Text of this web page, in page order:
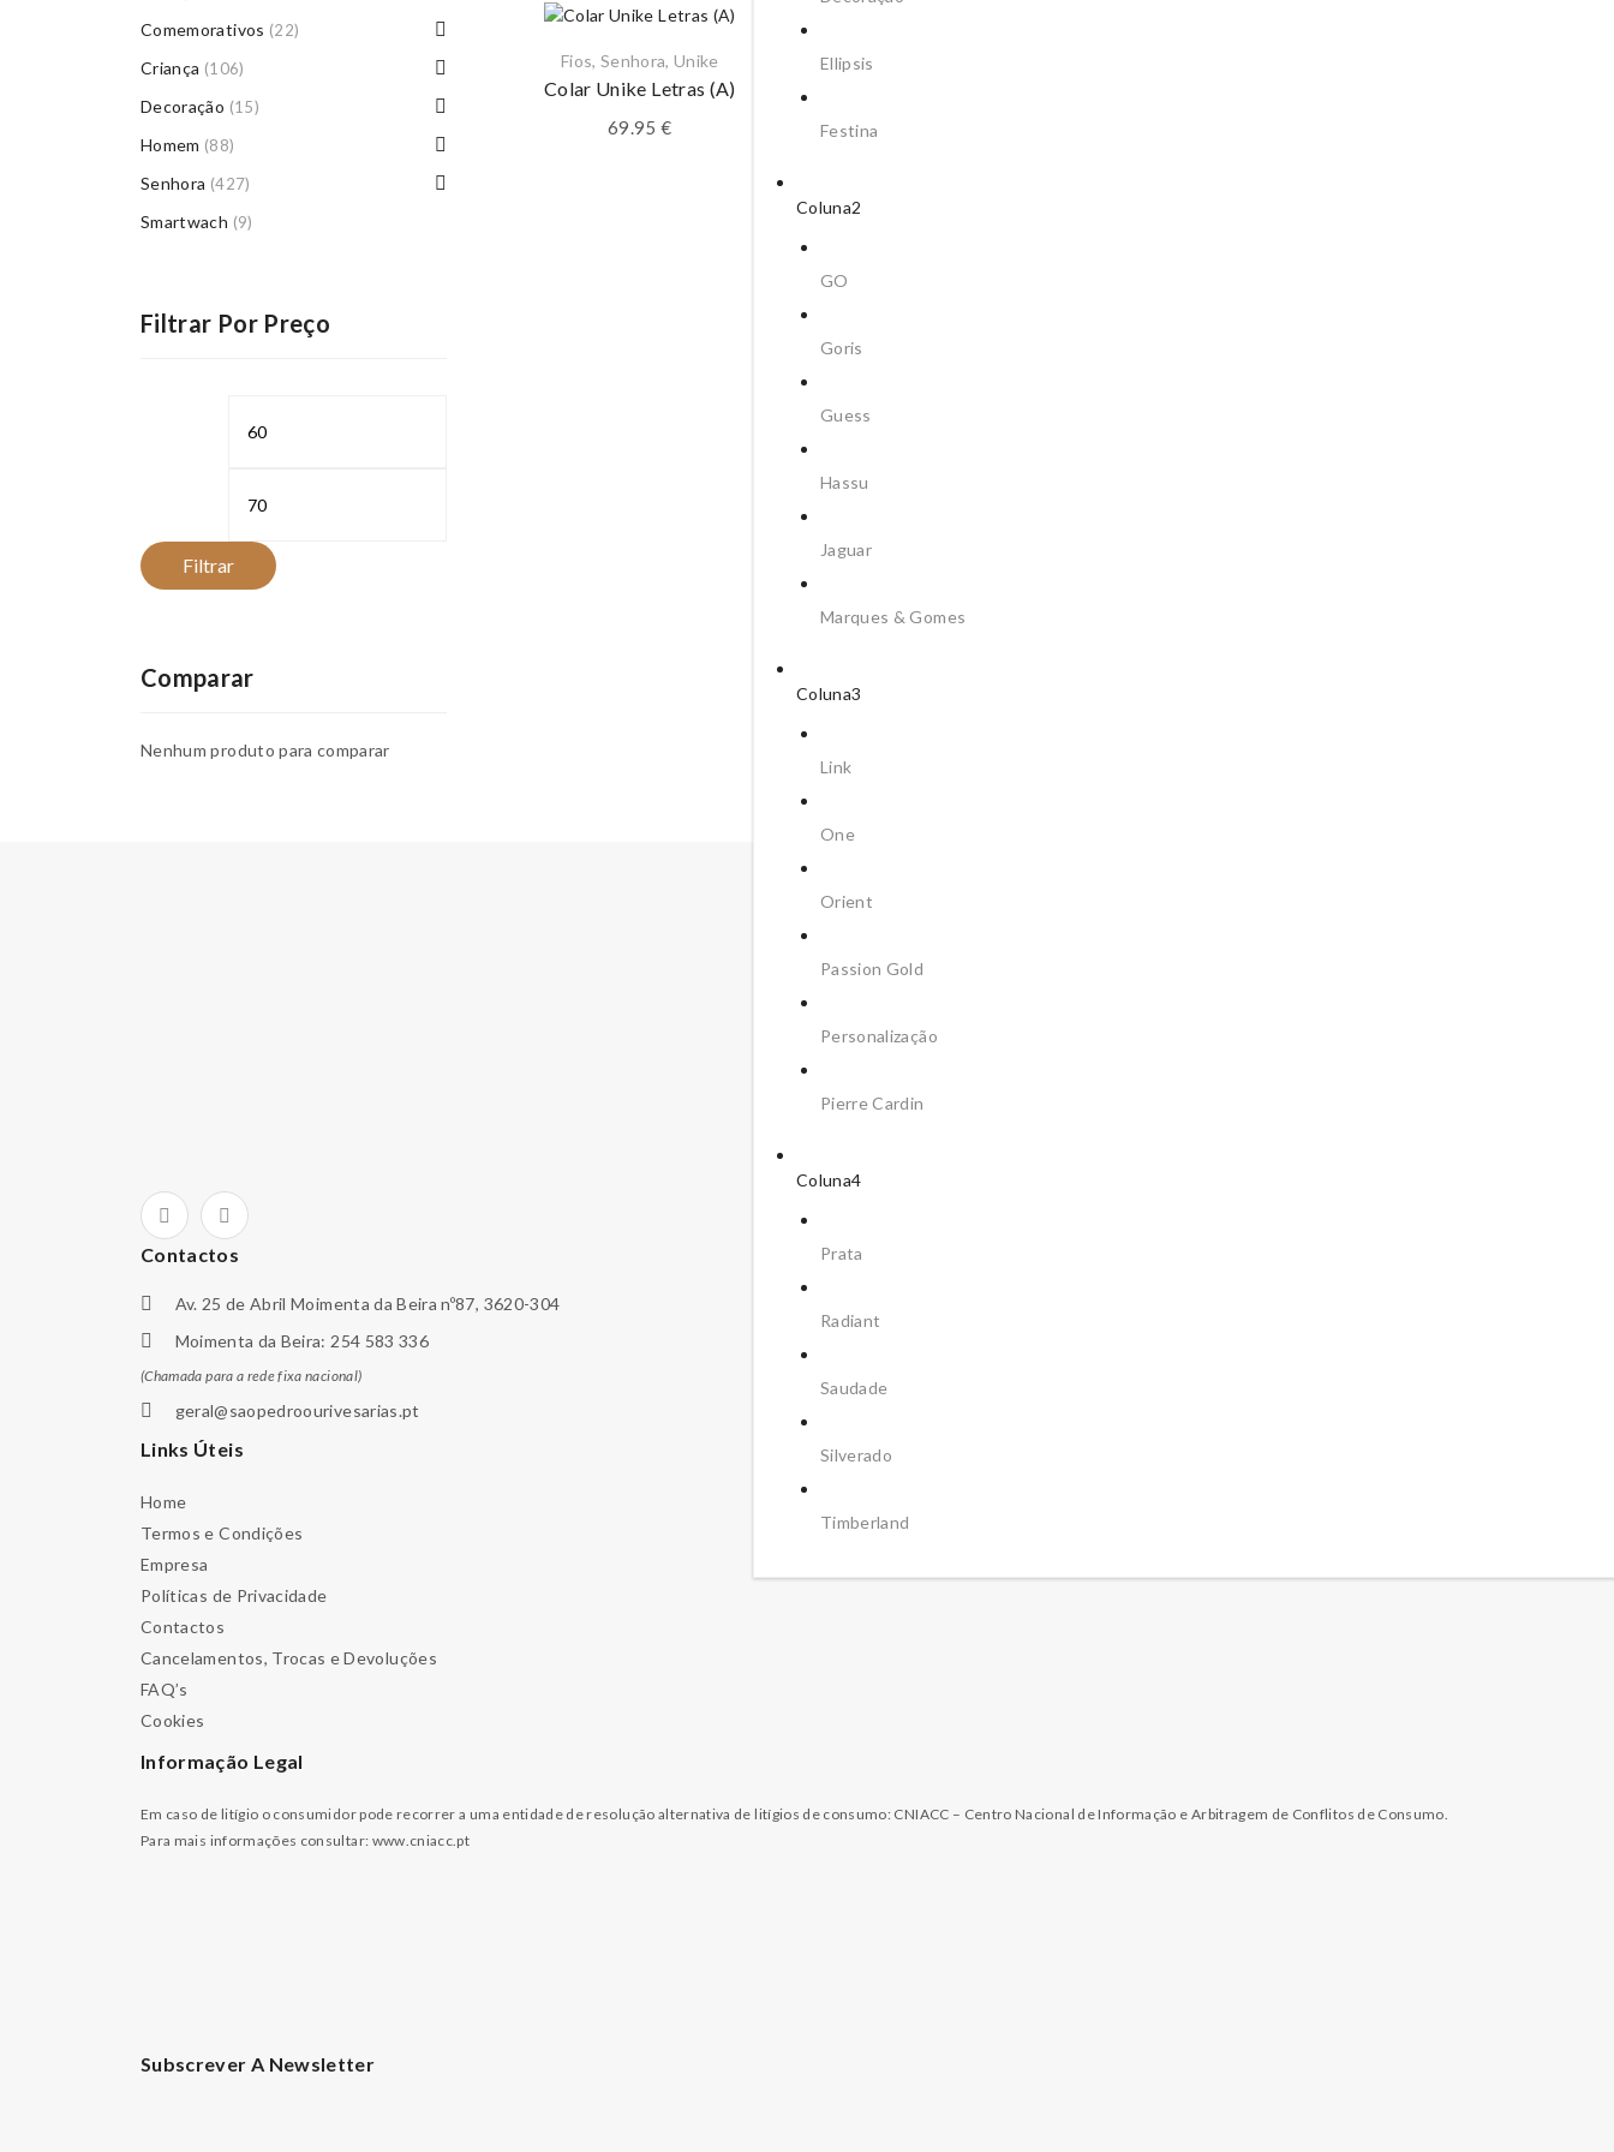
Ellipsis
Festina
Coluna2
GO
Goris
Guess
Hassu
Jaguar
Marques & Gomes
Coluna3
Link
One
Orient
Passion Gold
Personalização
Pierre Cardin
Coluna4
Prata
Radiant
Saudade
Silverado
Timberland
Fios, Senhora,Unike
Colar Unike Letras (A)
69.95€
Comemorativos (22)
Criança (106)
Decoração (15)
Homem (88)
Senhora (427)
Smartwach (9)
Filtrar Por Preço
Filtrar
Comparar
Nenhum produto para comparar
Contactos
Av. 25 de Abril Moimenta da Beira nº87, 3620-304
Moimenta da Beira: 254 583 336
(Chamada para a rede fixa nacional)
geral@saopedroourivesarias.pt
Links Úteis
Home
Termos e Condições
Empresa
Políticas de Privacidade
Contactos
Cancelamentos, Trocas e Devoluções
FAQ’s
Cookies
Informação Legal
Em caso de litígio o consumidor pode recorrer a uma entidade de resolução alternativa de litígios de consumo: CNIACC – Centro Nacional de Informação e Arbitragem de Conflitos de Consumo.
Para mais informações consultar: www.cniacc.pt
Subscrever A Newsletter